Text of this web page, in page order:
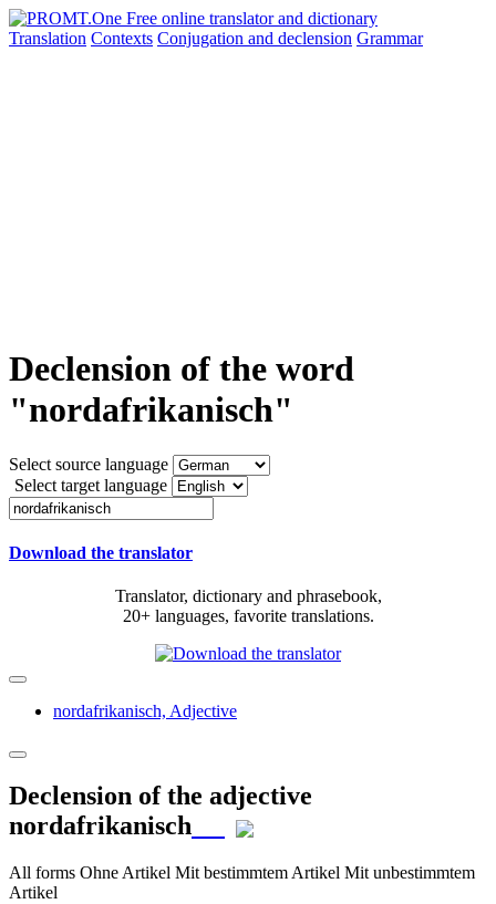
Translation Contexts Conjugation and declension Grammar
Declension of the word
"nordafrikanisch"
Select source language
Select target language
Download the translator
Translator, dictionary and phrasebook,
20+ languages, favorite translations.
nordafrikanisch, Adjective
Declension of the adjective
nordafrikanisch
All forms Ohne Artikel Mit bestimmtem Artikel Mit unbestimmtem
Artikel